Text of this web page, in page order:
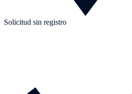
Solicitud sin registro